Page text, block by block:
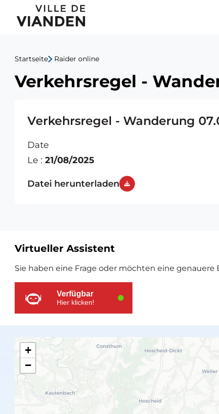
Verkehrsregel
Wanderung
07.09.2025
Hauptnavigationsmenü
Startseite Raider online
Verkehrsregel -
Verkehrsregel - Wanderung
Date
Le : 21/08/2025
Datei herunterladen
Zusätzliche
Ressourcen
Virtueller Assistent
Sie haben eine Frage oder möchten eine
Verfügbar
Hier klicken!
+
−